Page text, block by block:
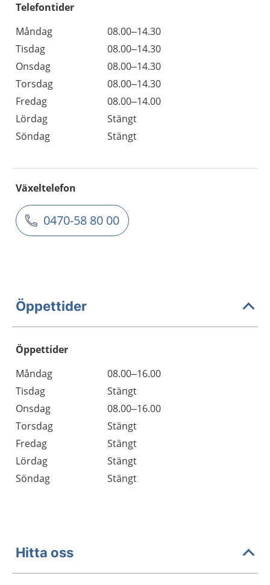
Telefontider
Måndag
08.00–14.30
Tisdag
08.00–14.30
Onsdag
08.00–14.30
Torsdag
08.00–14.30
Fredag
08.00–14.00
Lördag
Stängt
Söndag
Stängt
Växeltelefon
0470-58 80 00
Öppettider
Öppettider
Dag
Öppettider
Kommentarer
Måndag
08.00–16.00
Tisdag
Stängt
Onsdag
08.00–16.00
Torsdag
Stängt
Fredag
Stängt
Lördag
Stängt
Söndag
Stängt
Hitta oss